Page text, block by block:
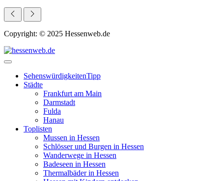
Copyright: © 2025 Hessenweb.de
SehenswürdigkeitenTipp
Städte
Frankfurt am Main
Darmstadt
Fulda
Hanau
Toplisten
Mussen in Hessen
Schlösser und Burgen in Hessen
Wanderwege in Hessen
Badeseen in Hessen
Thermalbäder in Hessen